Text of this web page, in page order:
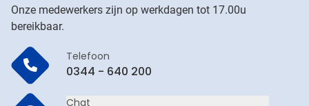
Onze medewerkers zijn op werkdagen tot 17.00u
bereikbaar.
Telefoon
0344 - 640 200
Chat